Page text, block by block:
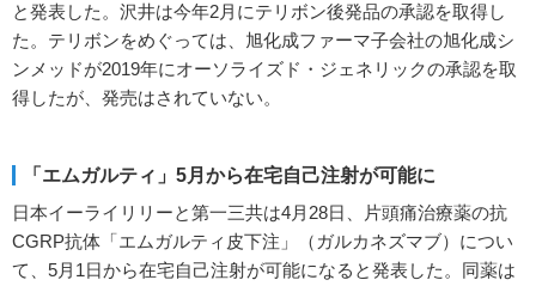
と発表した。沢井は今年2月にテリボン後発品の承認を取得し
た。テリボンをめぐっては、旭化成ファーマ子会社の旭化成シ
ンメッドが2019年にオーソライズド・ジェネリックの承認を取
得したが、発売はされていない。
「エムガルティ」5月から在宅自己注射が可能に
日本イーライリリーと第一三共は4月28日、片頭痛治療薬の抗
CGRP抗体「エムガルティ皮下注」（ガルカネズマブ）につい
て、5月1日から在宅自己注射が可能になると発表した。同薬は